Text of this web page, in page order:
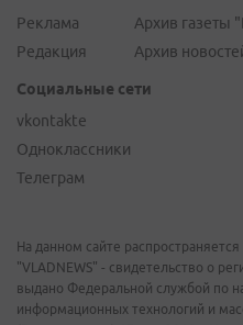
Реклама
Редакция
Архив газеты
Архив
Социальные сети
vkontakte
Одноклассники
Телеграм
На данном сайте
"VLADNEWS" - свидетельство о
выдано Федеральной службой по
информационных технологий и